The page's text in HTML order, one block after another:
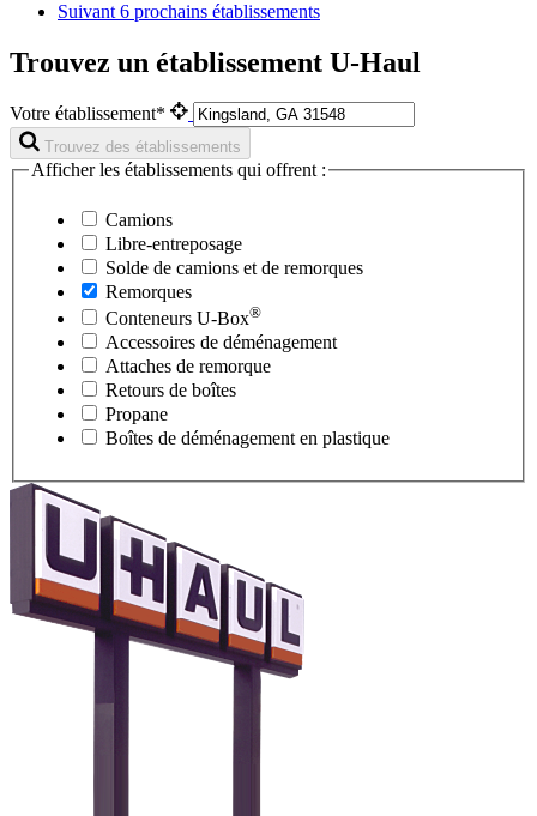
Suivant 6 prochains établissements
Trouvez un établissement U-Haul
Votre établissement*
Trouvez des établissements
Afficher les établissements qui offrent :
Camions
Libre-entreposage
Solde de camions et de remorques
Remorques
Conteneurs U-Box®
Accessoires de déménagement
Attaches de remorque
Retours de boîtes
Propane
Boîtes de déménagement en plastique